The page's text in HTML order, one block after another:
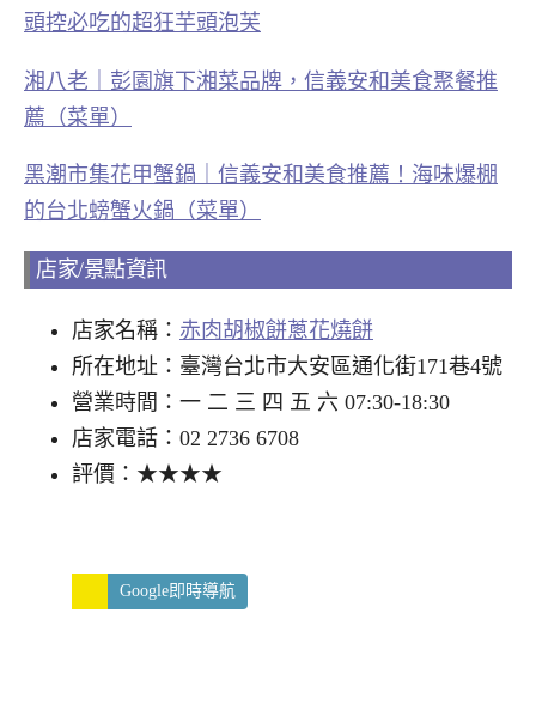
頭控必吃的超狂芋頭泡芙
湘八老｜彭園旗下湘菜品牌，信義安和美食聚餐推
薦（菜單）
黑潮市集花甲蟹鍋｜信義安和美食推薦！海味爆棚
的台北螃蟹火鍋（菜單）
店家/景點資訊
店家名稱： 赤肉胡椒餅蔥花燒餅
所在地址：臺灣台北市大安區通化街171巷4號
營業時間：一 二 三 四 五 六 07:30-18:30
店家電話：02 2736 6708
評價：★★★★
Google即時導航